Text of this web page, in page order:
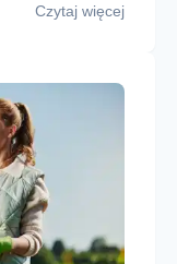
Czytaj więcej